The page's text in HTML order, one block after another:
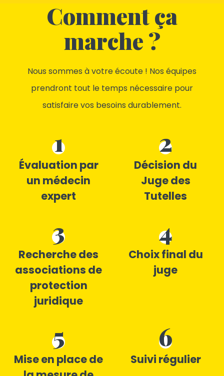
Comment ça
marche ?
Nous sommes à votre écoute ! Nos équipes
prendront tout le temps nécessaire pour
satisfaire vos besoins durablement.
1
Évaluation par
un médecin
expert
2
Décision du
Juge des
Tutelles
3
Recherche des
associations de
protection
juridique
4
Choix final du
juge
5
Mise en place de
6
Suivi régulier